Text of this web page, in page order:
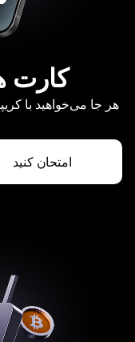
کارت
امتحان کنید